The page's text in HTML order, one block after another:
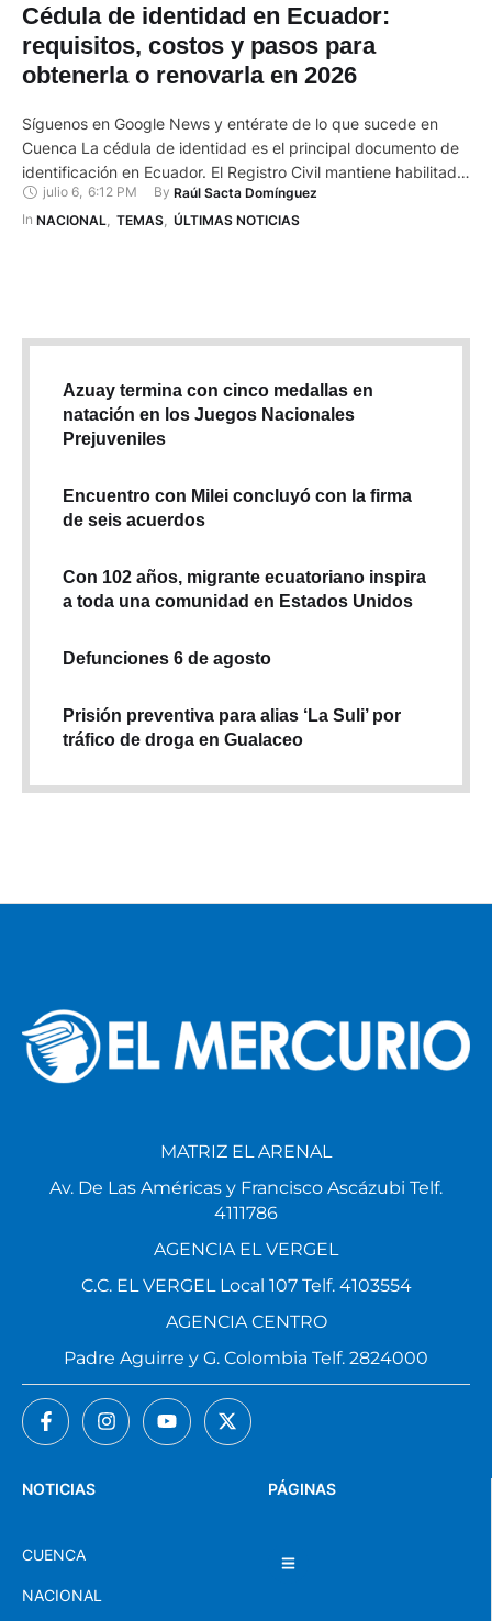
Cédula de identidad en Ecuador:
requisitos, costos y pasos para
obtenerla o renovarla en 2026
Síguenos en Google News y entérate de lo que sucede en
Cuenca La cédula de identidad es el principal documento de
identificación en Ecuador. El Registro Civil mantiene habilitado
el trámite para quienes la solicitan por primera vez o
necesitan renovarla por pérdida, robo, caducidad o
julio 6, 6:12 PM By Raúl Sacta Domínguez
In NACIONAL TEMAS, ÚLTIMAS NOTICIAS
Azuay termina con cinco medallas en
natación en los Juegos Nacionales
Prejuveniles
Encuentro con Milei concluyó con la firma
de seis acuerdos
Con 102 años, migrante ecuatoriano inspira
a toda una comunidad en Estados Unidos
Defunciones 6 de agosto
Prisión preventiva para alias ‘La Suli’ por
tráfico de droga en Gualaceo
PÁGINAS
NOTICIAS
CUENCA
NACIONAL
MATRIZ EL ARENAL
Av. De Las Américas y Francisco Ascázubi Telf.
4111786
AGENCIA EL VERGEL
C.C. EL VERGEL Local 107 Telf. 4103554
AGENCIA CENTRO
Padre Aguirre y G. Colombia Telf. 2824000